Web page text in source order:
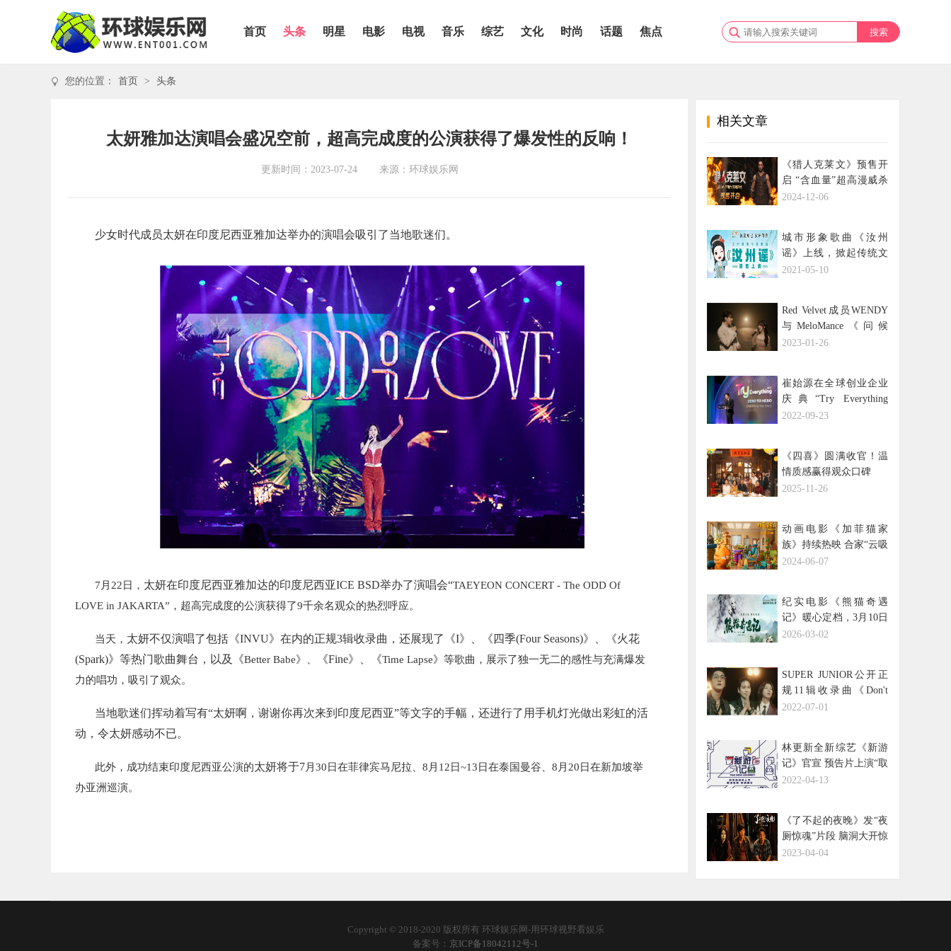
首页 头条 明星 电影 电视 音乐 综艺 文化 时尚 话题 焦点
您的位置： 首页 > 头条
太妍雅加达演唱会盛况空前，超高完成度的公演获得了爆发性的反响！
更新时间：2023-07-24 来源：环球娱乐网
少女时代成员太妍在印度尼西亚雅加达举办的演唱会吸引了当地歌迷们。
7月22日， 太妍在印度尼西亚雅加达的印度尼西亚ICE BSD举办了演唱会“TAEYEON CONCERT - The ODD Of
LOVE in JAKARTA”，超高完成度的公演获得了9千余名观众的热烈呼应。
当天， 太妍不仅演唱了包括《INVU》在内的正规3辑收录曲，还展现了《I》、《四季(Four Seasons)》、《火花
(Spark)》等热门歌曲舞台，以及《Better Babe》、 《Fine》、《Time Lapse》等歌曲，展示了独一无二的感性与充满爆发
力的唱功，吸引了观众。
当地歌迷们挥动着写有“太妍啊，谢谢你再次来到印度尼西亚”等文字的手幅，还进行了用手机灯光做出彩虹的活
动，令太妍感动不已。
此外，成功结束印度尼西亚公演的太妍将于7月30日在菲律宾马尼拉、8月12日~13日在泰国曼谷、8月20日在新加坡举
办亚洲巡演。
相关文章
《猎人克莱文》预售开
启 “含血量”超高漫威杀
神上演丛林八连杀
2024-12-06
城市形象歌曲《汝州
谣》上线，掀起传统文
化新风潮！
2021-05-10
Red Velvet成员WENDY
与MeloMance《问候
(Miracle)》今日公开！
2023-01-26
崔始源在全球创业企业
庆典“Try Everything
2022”上发表演讲，向创
2022-09-23
《四喜》圆满收官！温
情质感赢得观众口碑
2025-11-26
动画电影《加菲猫家
族》持续热映 合家“云吸
猫”共享端午假期
2024-06-07
纪实电影《熊猫奇遇
记》暖心定档，3月10日
解锁国宝全生命周期密
2026-03-02
SUPER JUNIOR公开正
规11辑收录曲《Don't
Wait》MV Extra Cut，诠
2022-07-01
林更新全新综艺《新游
记》官宣 预告片上演“取
经”人间历险记
2022-04-13
《了不起的夜晚》发“夜
厕惊魂”片段 脑洞大开惊
喜十足
2023-04-04
Copyright © 2018-2020 版权所有 环球娱乐网-用环球视野看娱乐
备案号： 京ICP备18042112号-1